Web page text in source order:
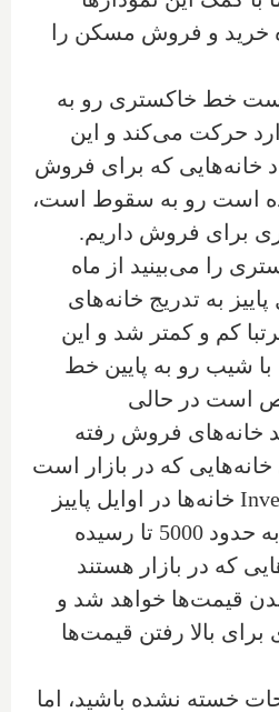
خرید و فروش‌ مسکن را
خط خاکستری رو به
حرکت می‌کند و این
خانه‌هایی که برای فروش
است رو به سقوط است،
برای فروش داریم.
را می‌بینید از ماه
به تدریج خانه‌های
کم و کمتر شد و این
شیب رو به پایین خط
است در حالی
خانه‌های فروش رفته
که در بازار است
خانه‌ها در اوایل پاییز
که 9000 تا بوده‌، الان به حدود 5000 تا رسیده
که در بازار هستند
قیمت‌ها خواهد شد و
برای بالا رفتن قیمت‌ها
خسته نشده باشید، اما